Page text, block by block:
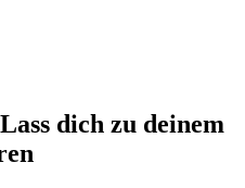
dich zu deinem